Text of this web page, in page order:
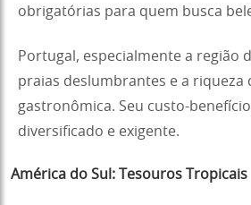
obrigatórias para quem busca
Portugal, especialmente a região
praias deslumbrantes e a riqueza
gastronômica. Seu custo-
diversificado e exigente.
América do Sul: Tesouros Tropicais